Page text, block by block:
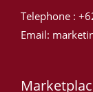
Telephone :
Email: